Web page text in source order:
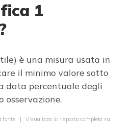
1
è una misura usata in
il minimo valore sotto
data percentuale degli
fonte | Visualizza la risposta completa su